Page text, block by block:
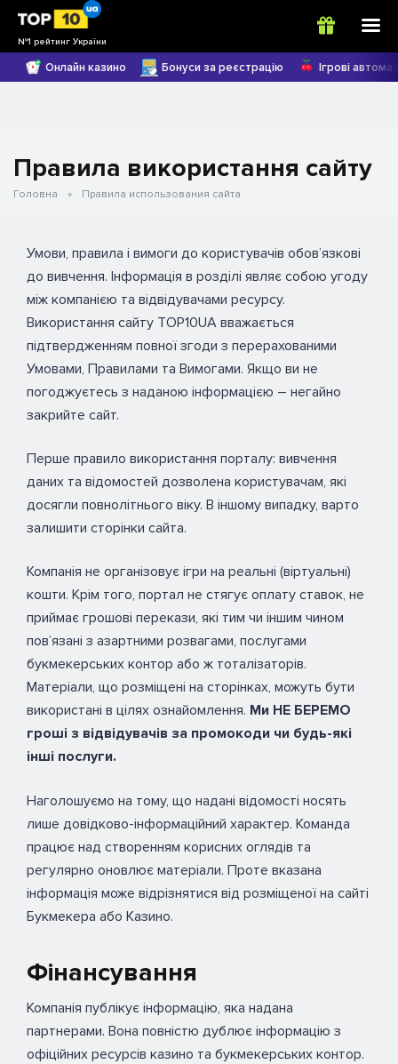
№1 рейтинг України
Онлайн казино Бонуси за реєстрацію Ігрові
Правила використання сайту
Головна » Правила использования сайта
Умови, правила і вимоги до користувачів обов’язкові
до вивчення. Інформація в розділі являє собою угоду
між компанією та відвідувачами ресурсу.
Використання сайту TOP10UA вважається
підтвердженням повної згоди з перерахованими
Умовами, Правилами та Вимогами. Якщо ви не
погоджуєтесь з наданою інформацією – негайно
закрийте сайт.
Перше правило використання порталу: вивчення
даних та відомостей дозволена користувачам, які
досягли повнолітнього віку. В іншому випадку, варто
залишити сторінки сайта.
Компанія не організовує ігри на реальні (віртуальні)
кошти. Крім того, портал не стягує оплату ставок, не
приймає грошові перекази, які тим чи іншим чином
пов’язані з азартними розвагами, послугами
букмекерських контор або ж тоталізаторів.
Матеріали, що розміщені на сторінках, можуть бути
використані в цілях ознайомлення. Ми НЕ БЕРЕМО
гроші з відвідувачів за промокоди чи будь-які
інші послуги.
Наголошуємо на тому, що надані відомості носять
лише довідково-інформаційний характер. Команда
працює над створенням корисних оглядів та
регулярно оновлює матеріали. Проте вказана
інформація може відрізнятися від розміщеної на сайті
Букмекера або Казино.
Фінансування
Компанія публікує інформацію, яка надана
партнерами. Вона повністю дублює інформацію з
офіційних ресурсів казино та букмекерських контор.